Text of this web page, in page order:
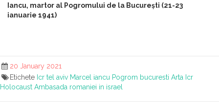
Iancu, martor al Pogromului de la București (21-23
ianuarie 1941)
20 January 2021
Etichete Icr tel aviv Marcel iancu Pogrom bucuresti Arta Icr
Holocaust Ambasada romaniei in israel